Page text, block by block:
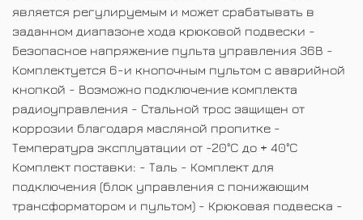
является регулируемым и может срабатывать в
заданном диапазоне хода крюковой подвески -
Безопасное напряжение пульта управления 36В -
Комплектуется 6-и кнопочным пультом с аварийной
кнопкой - Возможно подключение комплекта
радиоуправления - Стальной трос защищен от
коррозии благодаря масляной пропитке -
Температура эксплуатации от -20°C до + 40°C
Комплект поставки: - Таль - Комплект для
подключения (блок управления с понижающим
трансформатором и пультом) - Крюковая подвеска -